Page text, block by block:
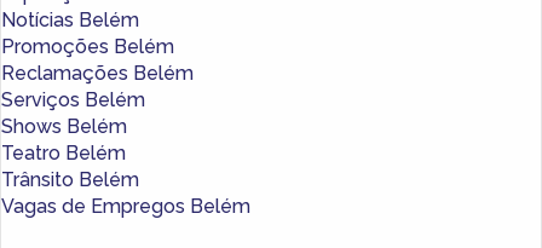
Notícias Belém
Promoções Belém
Reclamações Belém
Serviços Belém
Shows Belém
Teatro Belém
Trânsito Belém
Vagas de Empregos Belém